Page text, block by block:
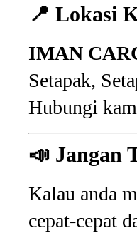
📍 Lokasi
IMAN
Setapak,
Hubungi
📣 Jangan
Kalau anda
cepat-cepat